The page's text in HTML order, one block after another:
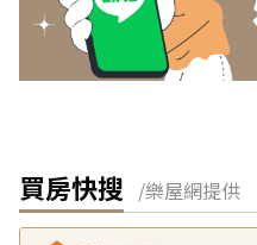
買房快搜 /樂屋網提供